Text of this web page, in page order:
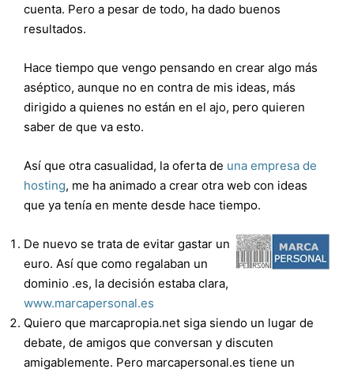
cuenta. Pero a pesar de todo, ha dado buenos
resultados.
Hace tiempo que vengo pensando en crear algo más
aséptico, aunque no en contra de mis ideas, más
dirigido a quienes no están en el ajo, pero quieren
saber de que va esto.
Así que otra casualidad, la oferta de una empresa de
hosting, me ha animado a crear otra web con ideas
que ya tenía en mente desde hace tiempo.
De nuevo se trata de evitar gastar un
euro. Así que como regalaban un
dominio .es, la decisión estaba clara,
www.marcapersonal.es
Quiero que marcapropia.net siga siendo un lugar de
debate, de amigos que conversan y discuten
amigablemente. Pero marcapersonal.es tiene un